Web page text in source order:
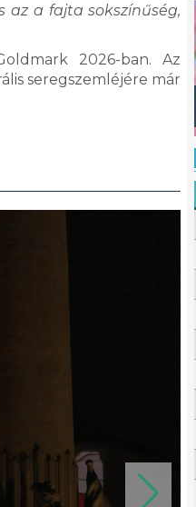
az a fajta sokszínűség,
2026-ban. Az
seregszemléjére már